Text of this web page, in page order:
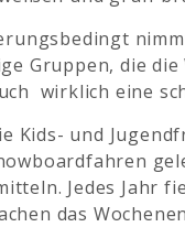
Gruppen, die
wirklich eine
Kids- und
Jedes Jahr
das